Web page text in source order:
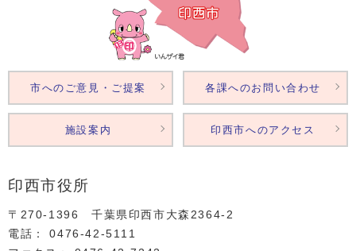
印西市役所
〒270-1396 千葉県印西市大森2364‐2
電話： 0476‐42‐5111
市へのご意見・ご提案 各課へのお問い合わせ
施設案内 印西市へのアクセス